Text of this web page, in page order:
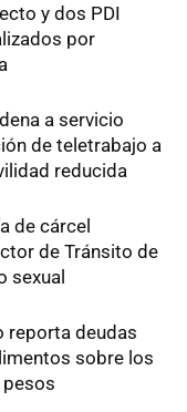
y dos PDI
por
a servicio
de teletrabajo a
reducida
de cárcel
de Tránsito de
sexual
reporta deudas
sobre los